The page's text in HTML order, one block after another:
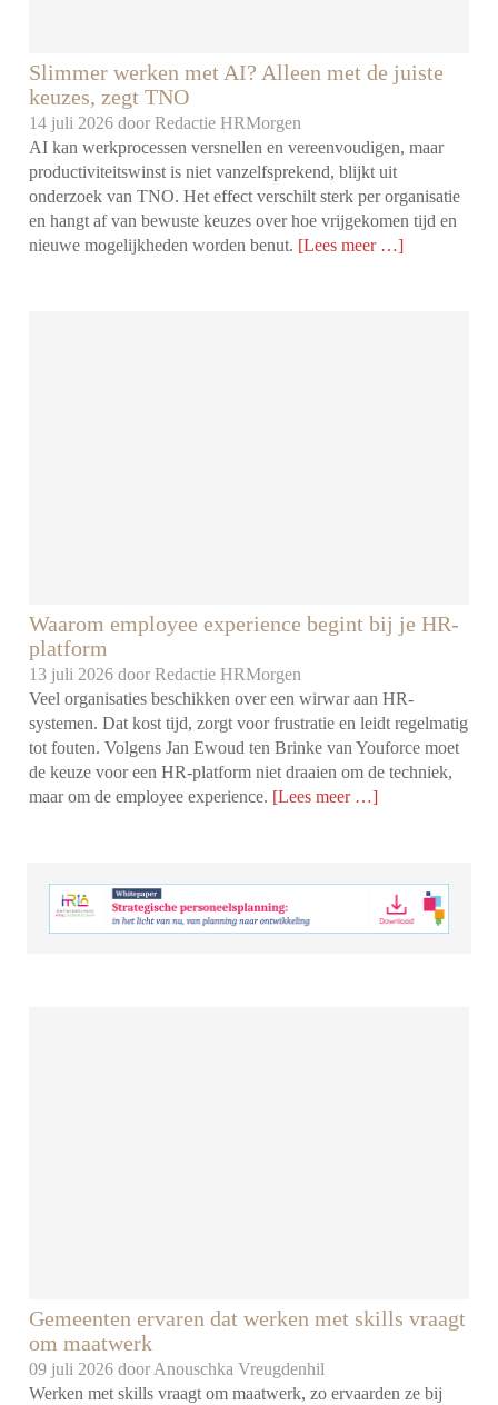
Slimmer werken met AI? Alleen met de juiste
keuzes, zegt TNO
14 juli 2026 doorRedactie HRMorgen
AI kan werkprocessen versnellen en vereenvoudigen, maar
productiviteitswinst is niet vanzelfsprekend, blijkt uit
onderzoek van TNO. Het effect verschilt sterk per organisatie
en hangt af van bewuste keuzes over hoe vrijgekomen tijd en
nieuwe mogelijkheden worden benut. [Lees meer …]
Waarom employee experience begint bij je HR-
platform
13 juli 2026 doorRedactie HRMorgen
Veel organisaties beschikken over een wirwar aan HR-
systemen. Dat kost tijd, zorgt voor frustratie en leidt regelmatig
tot fouten. Volgens Jan Ewoud ten Brinke van Youforce moet
de keuze voor een HR-platform niet draaien om de techniek,
maar om de employee experience. [Lees meer …]
Gemeenten ervaren dat werken met skills vraagt
om maatwerk
09 juli 2026 door Anouschka Vreugdenhil
Werken met skills vraagt om maatwerk, zo ervaarden ze bij